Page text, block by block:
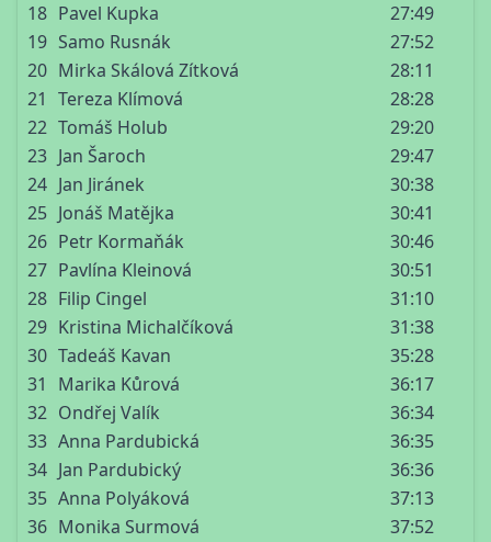
18 Pavel Kupka
27:49
19 Samo Rusnák
27:52
20 Mirka Skálová Zítková
28:11
21 Tereza Klímová
28:28
22 Tomáš Holub
29:20
23 Jan Šaroch
29:47
24 Jan Jiránek
30:38
25 Jonáš Matějka
30:41
26 Petr Kormaňák
30:46
27 Pavlína Kleinová
30:51
28 Filip Cingel
31:10
29 Kristina Michalčíková
31:38
30 Tadeáš Kavan
35:28
31
Marika Kůrová
36:17
32 Ondřej Valík
36:34
33 Anna Pardubická
36:35
34 Jan Pardubický
36:36
35 Anna Polyáková
37:13
36 Monika Surmová
37:52